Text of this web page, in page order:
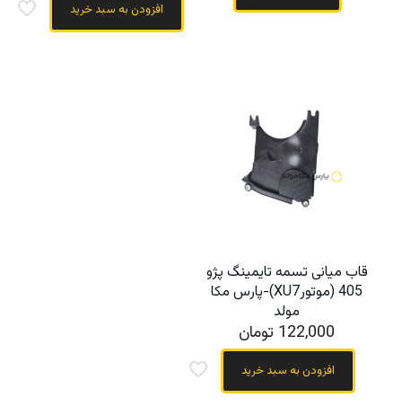
افزودن به سبد خرید
قاب میانی تسمه تایمینگ پژو
405 (موتورXU7)-پارس مکا
مولد
122,000 تومان
افزودن به سبد خرید